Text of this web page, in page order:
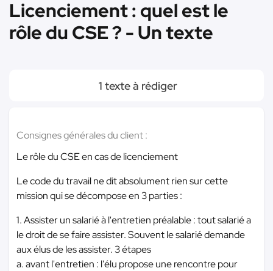
Licenciement : quel est le
rôle du CSE ? - Un texte
1 texte à rédiger
Consignes générales du client :
Le rôle du CSE en cas de licenciement
Le code du travail ne dit absolument rien sur cette
mission qui se décompose en 3 parties :
1. Assister un salarié à l'entretien préalable : tout salarié a
le droit de se faire assister. Souvent le salarié demande
aux élus de les assister. 3 étapes
a. avant l'entretien : l'élu propose une rencontre pour